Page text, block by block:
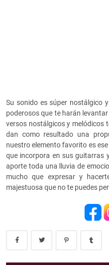
Su sonido es súper nostálgico
poderosos que te harán
versos nostálgicos y melódicos
dan como resultado una
nuestro elemento favorito es
que incorpora en sus guitarras
aporte toda una lluvia de
mucho que expresar y
majestuosa que no te puedes